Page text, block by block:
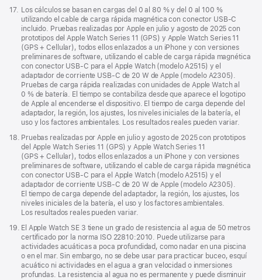
Nota
página
17. Los cálculos se basan en cargas del 0 al 80 % y del 0 al 100 %
utilizando el cable de carga rápida magnética con conector USB‑C
incluido. Pruebas realizadas por Apple en julio y agosto de 2025 con
prototipos del Apple Watch Series 11 (GPS) y Apple Watch Series 11
(GPS + Cellular), todos ellos enlazados a un iPhone y con versiones
preliminares de software, utilizando el cable de carga rápida magnética
con conector USB‑C para el Apple Watch (modelo A2515) y el
adaptador de corriente USB‑C de 20 W de Apple (modelo A2305).
Pruebas de carga rápida realizadas con unidades de Apple Watch al
0 % de batería. El tiempo se contabiliza desde que aparece el logotipo
de Apple al encenderse el dispositivo. El tiempo de carga depende del
adaptador, la región, los ajustes, los niveles iniciales de la batería, el
uso y los factores ambientales. Los resultados reales pueden variar.
Nota
página
18. Pruebas realizadas por Apple en julio y agosto de 2025 con prototipos
del Apple Watch Series 11 (GPS) y Apple Watch Series 11
(GPS + Cellular), todos ellos enlazados a un iPhone y con versiones
preliminares de software, utilizando el cable de carga rápida magnética
con conector USB‑C para el Apple Watch (modelo A2515) y el
adaptador de corriente USB‑C de 20 W de Apple (modelo A2305).
El tiempo de carga depende del adaptador, la región, los ajustes, los
niveles iniciales de la batería, el uso y los factores ambientales.
Los resultados reales pueden variar.
Nota
página
19. El Apple Watch SE 3 tiene un grado de resistencia al agua de 50 metros
certificado por la norma ISO 22810:2010. Puede utilizarse para
actividades acuáticas a poca profundidad, como nadar en una piscina
o en el mar. Sin embargo, no se debe usar para practicar buceo, esquí
acuático ni actividades en el agua a gran velocidad o inmersiones
profundas. La resistencia al agua no es permanente y puede disminuir